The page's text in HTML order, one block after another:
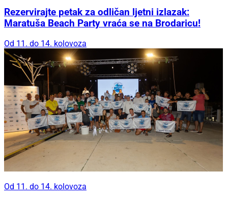
Rezervirajte petak za odličan ljetni izlazak:
Maratuša Beach Party vraća se na Brodaricu!
Od 11. do 14. kolovoza
Od 11. do 14. kolovoza